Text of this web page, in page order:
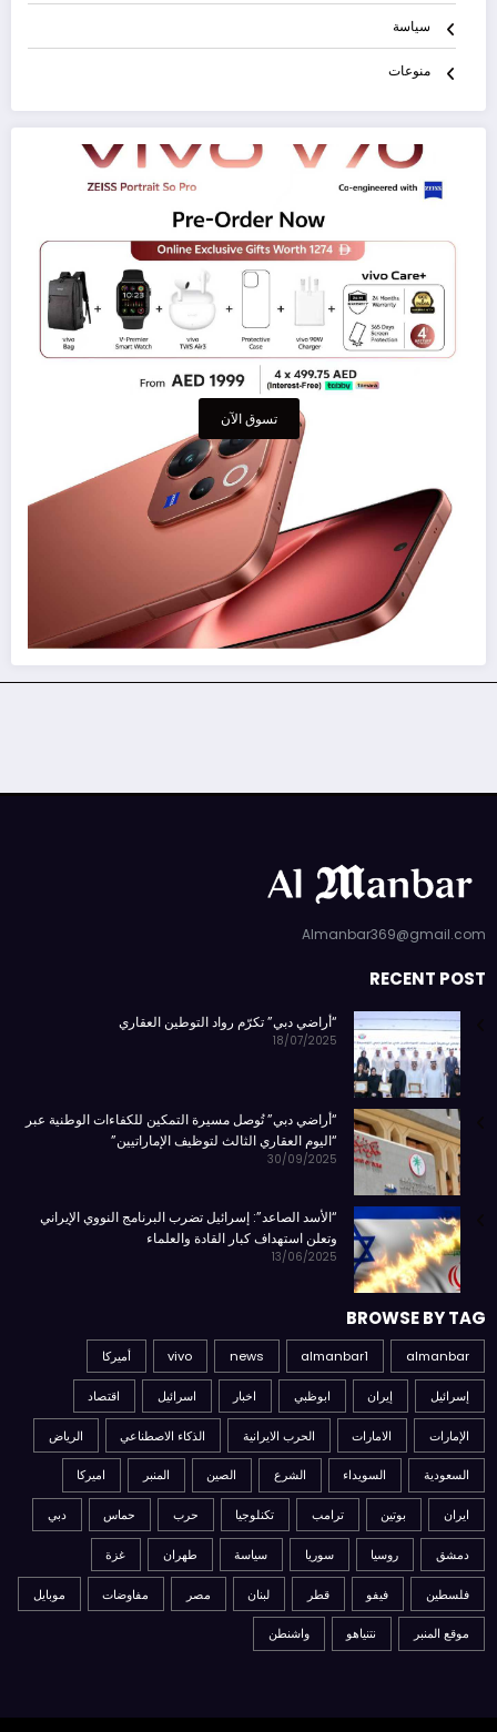
سياسة
منوعات
تسوق الآن
Almanbar369@gmail.com
RECENT POST
“أراضي دبي” تكرّم رواد التوطين العقاري
18/07/2025
“أراضي دبي” تُوصل مسيرة التمكين للكفاءات الوطنية عبر
“اليوم العقاري الثالث لتوظيف الإماراتيين”
30/09/2025
“الأسد الصاعد”: إسرائيل تضرب البرنامج النووي الإيراني
وتعلن استهداف كبار القادة والعلماء
13/06/2025
BROWSE BY TAG
almanbar
almanbar1
news
vivo أميركا
إسرائيل إيران ابوظبي اخبار اسرائيل اقتصاد
الإمارات الامارات الحرب الايرانية الذكاء الاصطناعي الرياض
السعودية السويداء الشرع الصين المنبر اميركا
ايران بوتين ترامب تكنلوجيا حرب حماس دبي
دمشق روسيا سوريا سياسة طهران غزة
فلسطين فيفو قطر لبنان مصر مفاوضات موبايل
موقع المنبر نتنياهو واشنطن